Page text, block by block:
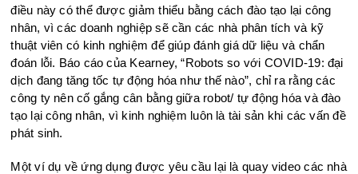
điều này có thể được giảm thiểu bằng cách đào tạo lại công
nhân, vì các doanh nghiệp sẽ cần các nhà phân tích và kỹ
thuật viên có kinh nghiệm để giúp đánh giá dữ liệu và chẩn
đoán lỗi. Báo cáo của Kearney, “Robots so với COVID-19: đại
dịch đang tăng tốc tự động hóa như thế nào”, chỉ ra rằng các
công ty nên cố gắng cân bằng giữa robot/ tự động hóa và đào
tạo lại công nhân, vì kinh nghiệm luôn là tài sản khi các vấn đề
phát sinh.
Một ví dụ về ứng dụng được yêu cầu lại là quay video các nhà